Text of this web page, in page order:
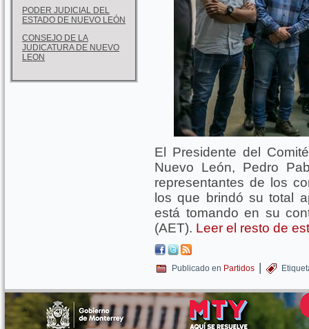
PODER JUDICIAL DEL
ESTADO DE NUEVO LEÓN
CONSEJO DE LA
JUDICATURA DE NUEVO
LEON
El Presidente del
Nuevo León, Pedro
representantes de los
los que brindó su total
está tomando en su
(AET). Leer el resto de
Publicado en Partidos |